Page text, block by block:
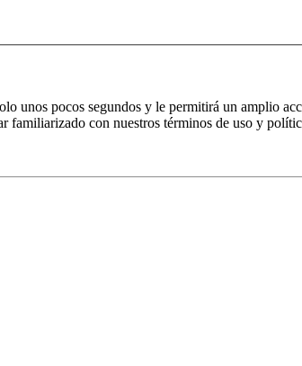
unos pocos segundos y le permitirá un amplio
familiarizado con nuestros términos de uso y